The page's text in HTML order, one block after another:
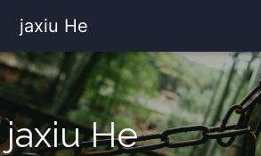
jaxiu He
jaxiu He